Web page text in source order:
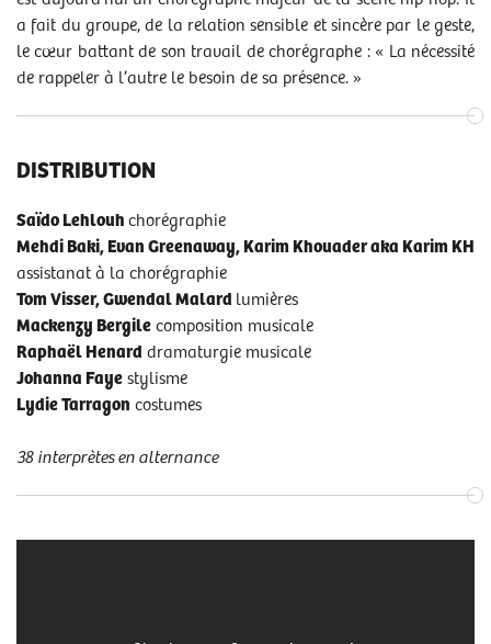
en Normandie.
a fait du groupe, de la relation sensible et sincère par le geste,
le cœur battant de son travail de chorégraphe : « La nécessité
de rappeler à l’autre le besoin de sa présence. »
DISTRIBUTION
Saïdo Lehlouh chorégraphie
Mehdi Baki, Evan Greenaway, Karim Khouader aka Karim KH
assistanat à la chorégraphie
Tom Visser, Gwendal Malard lumières
Mackenzy Bergile composition musicale
Raphaël Henard dramaturgie musicale
Johanna Faye stylisme
Lydie Tarragon costumes
38 interprètes en alternance